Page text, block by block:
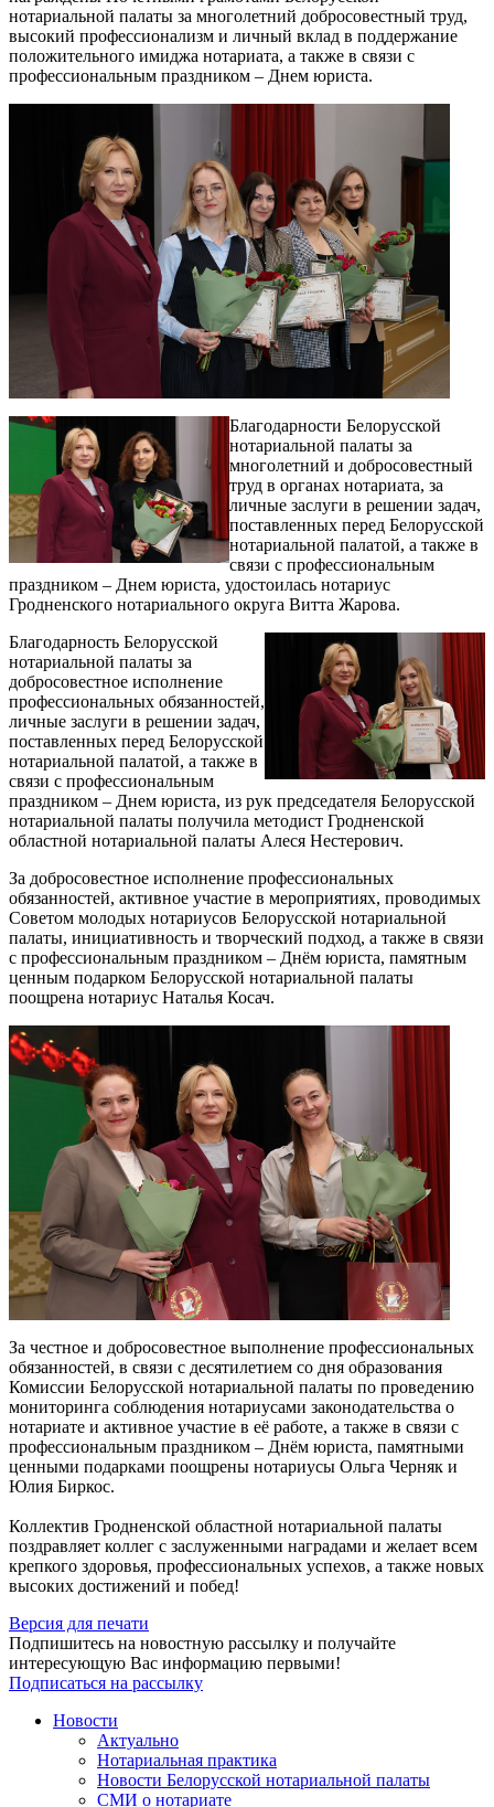
нотариальной палаты за многолетний добросовестный труд,
высокий профессионализм и личный вклад в поддержание
положительного имиджа нотариата, а также в связи с
профессиональным праздником – Днем юриста.
Благодарности Белорусской
нотариальной палаты за
многолетний и добросовестный
труд в органах нотариата, за
личные заслуги в решении задач,
поставленных перед Белорусской
нотариальной палатой, а также в
связи с профессиональным
праздником – Днем юриста, удостоилась нотариус
Гродненского нотариального округа Витта Жарова.
Благодарность Белорусской
нотариальной палаты за
добросовестное исполнение
профессиональных обязанностей,
личные заслуги в решении задач,
поставленных перед Белорусской
нотариальной палатой, а также в
связи с профессиональным
праздником – Днем юриста, из рук председателя Белорусской
нотариальной палаты получила методист Гродненской
областной нотариальной палаты Алеся Нестерович.
За добросовестное исполнение профессиональных
обязанностей, активное участие в мероприятиях, проводимых
Советом молодых нотариусов Белорусской нотариальной
палаты, инициативность и творческий подход, а также в связи
с профессиональным праздником – Днём юриста, памятным
ценным подарком Белорусской нотариальной палаты
поощрена нотариус Наталья Косач.
За честное и добросовестное выполнение профессиональных
обязанностей, в связи с десятилетием со дня образования
Комиссии Белорусской нотариальной палаты по проведению
мониторинга соблюдения нотариусами законодательства о
нотариате и активное участие в её работе, а также в связи с
профессиональным праздником – Днём юриста, памятными
ценными подарками поощрены нотариусы Ольга Черняк и
Юлия Биркос.
Коллектив Гродненской областной нотариальной палаты
поздравляет коллег с заслуженными наградами и желает всем
крепкого здоровья, профессиональных успехов, а также новых
высоких достижений и побед!
Версия для печати
Подпишитесь на новостную рассылку и получайте
интересующую Вас информацию первыми!
Подписаться на рассылку
Новости
Актуально
Нотариальная практика
Новости Белорусской нотариальной палаты
СМИ о нотариате